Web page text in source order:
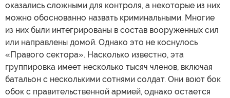
оказались сложными для контроля, а некоторые из них
можно обоснованно назвать криминальными. Многие
из них были интегрированы в состав вооруженных сил
или направлены домой. Однако это не коснулось
«Правого сектора». Насколько известно, эта
группировка имеет несколько тысяч членов, включая
батальон с несколькими сотнями солдат. Они воют бок
обок с правительственной армией, однако остается